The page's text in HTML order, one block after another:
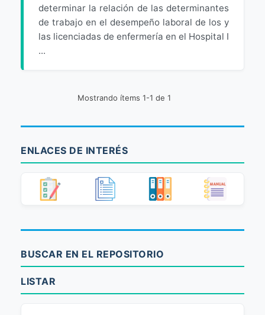
determinar la relación de las determinantes
de trabajo en el desempeño laboral de los y
las licenciadas de enfermería en el Hospital I
...
Mostrando ítems 1-1 de 1
ENLACES DE INTERÉS
BUSCAR EN EL REPOSITORIO
LISTAR